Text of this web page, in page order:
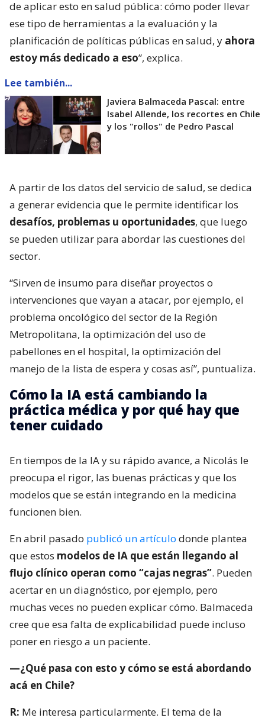
de aplicar esto en salud pública: cómo poder llevar
ese tipo de herramientas a la evaluación y la
planificación de políticas públicas en salud, y ahora
estoy más dedicado a eso”, explica.
Lee también...
Javiera Balmaceda Pascal: entre
Isabel Allende, los recortes en Chile
y los "rollos" de Pedro Pascal
A partir de los datos del servicio de salud, se dedica
a generar evidencia que le permite identificar los
desafíos, problemas u oportunidades, que luego
se pueden utilizar para abordar las cuestiones del
sector.
“Sirven de insumo para diseñar proyectos o
intervenciones que vayan a atacar, por ejemplo, el
problema oncológico del sector de la Región
Metropolitana, la optimización del uso de
pabellones en el hospital, la optimización del
manejo de la lista de espera y cosas así”, puntualiza.
Cómo la IA está cambiando la
práctica médica y por qué hay que
tener cuidado
En tiempos de la IA y su rápido avance, a Nicolás le
preocupa el rigor, las buenas prácticas y que los
modelos que se están integrando en la medicina
funcionen bien.
En abril pasado publicó un artículo donde plantea
que estos modelos de IA que están llegando al
flujo clínico operan como “cajas negras”. Pueden
acertar en un diagnóstico, por ejemplo, pero
muchas veces no pueden explicar cómo. Balmaceda
cree que esa falta de explicabilidad puede incluso
poner en riesgo a un paciente.
—¿Qué pasa con esto y cómo se está abordando
acá en Chile?
R: Me interesa particularmente. El tema de la